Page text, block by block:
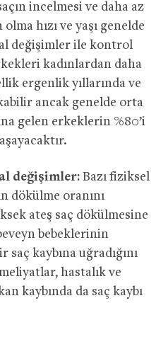
incelmesi ve daha az
hızı ve yaşı genelde
değişimler ile kontrol
kadınlardan daha
ergenlik yıllarında ve
ancak genelde orta
gelen erkeklerin %80’i
değişimler: Bazı fiziksel
dökülme oranını
ateş saç dökülmesine
bebeklerinin
kaybına uğradığını
hastalık ve
kaybında da saç kaybı